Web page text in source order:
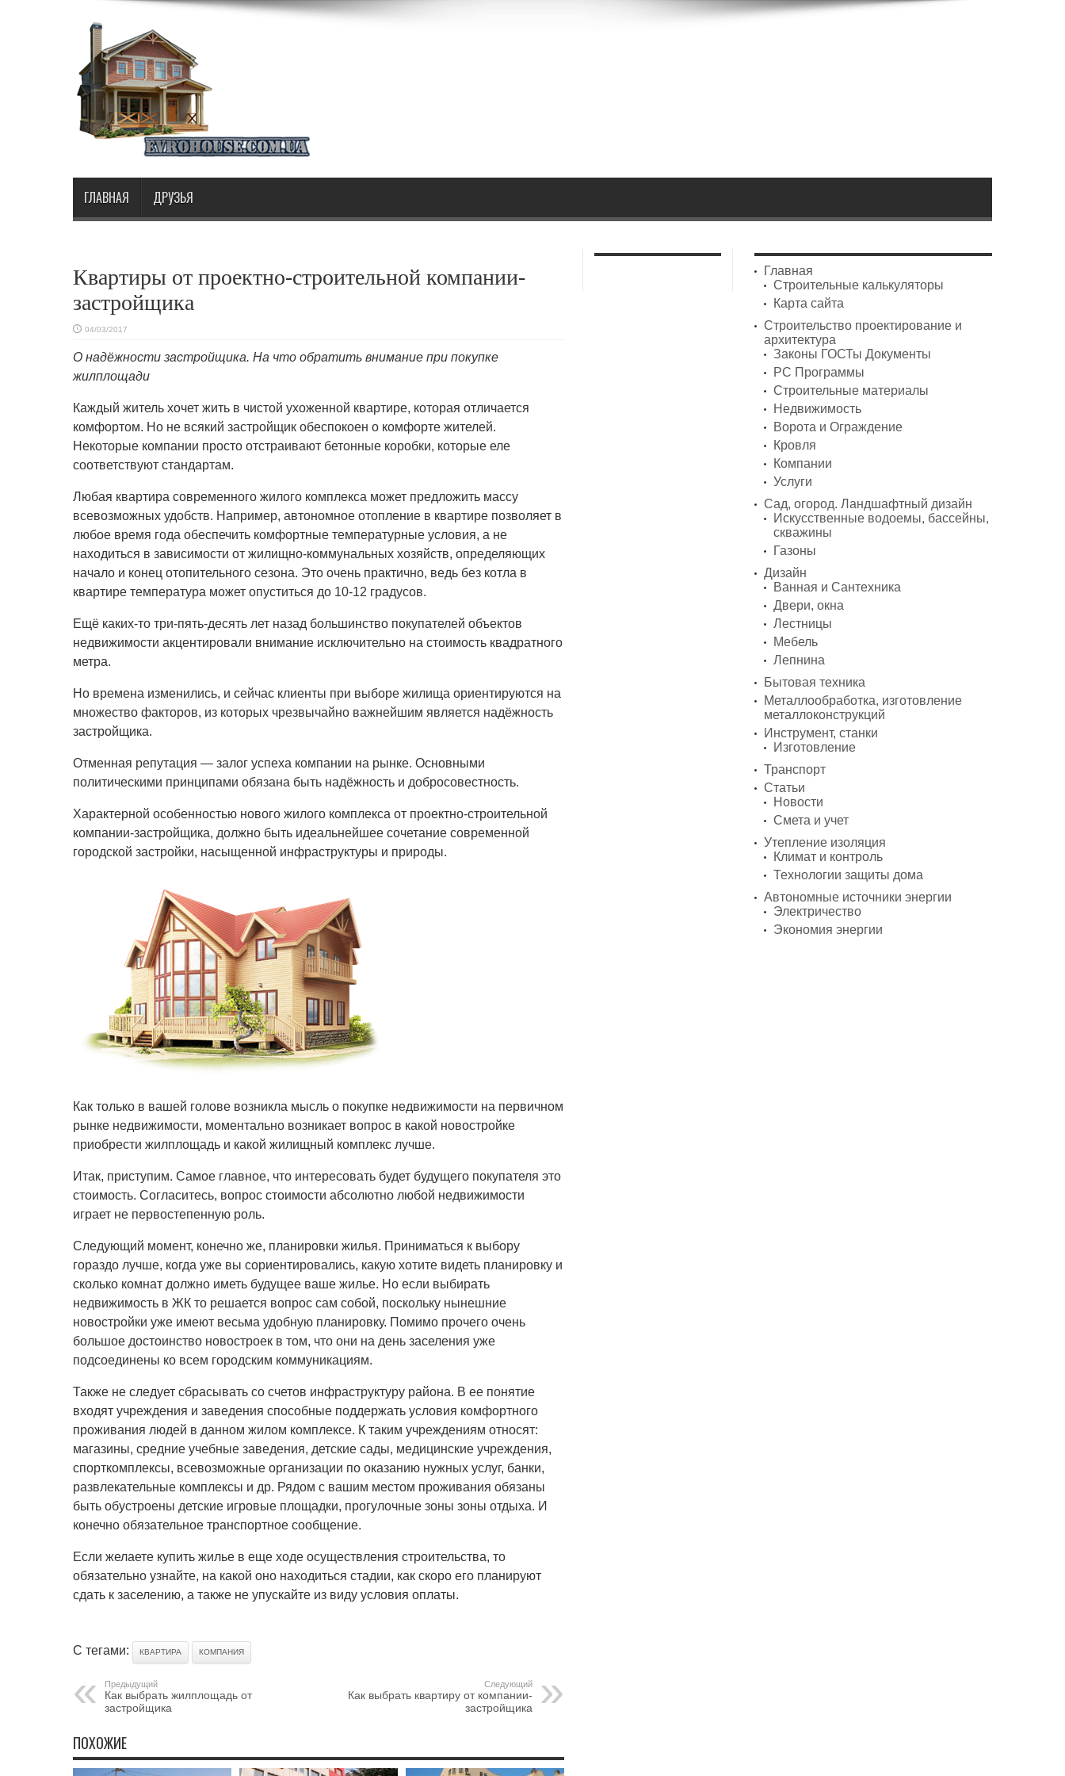
ГЛАВНАЯ ДРУЗЬЯ
Квартиры от проектно-строительной компании-
застройщика
04/03/2017
О надёжности застройщика. На что обратить внимание при покупке
жилплощади
Каждый житель хочет жить в чистой ухоженной квартире, которая отличается
комфортом. Но не всякий застройщик обеспокоен о комфорте жителей.
Некоторые компании просто отстраивают бетонные коробки, которые еле
соответствуют стандартам.
Любая квартира современного жилого комплекса может предложить массу
всевозможных удобств. Например, автономное отопление в квартире позволяет в
любое время года обеспечить комфортные температурные условия, а не
находиться в зависимости от жилищно-коммунальных хозяйств, определяющих
начало и конец отопительного сезона. Это очень практично, ведь без котла в
квартире температура может опуститься до 10-12 градусов.
Ещё каких-то три-пять-десять лет назад большинство покупателей объектов
недвижимости акцентировали внимание исключительно на стоимость квадратного
метра.
Но времена изменились, и сейчас клиенты при выборе жилища ориентируются на
множество факторов, из которых чрезвычайно важнейшим является надёжность
застройщика.
Отменная репутация — залог успеха компании на рынке. Основными
политическими принципами обязана быть надёжность и добросовестность.
Характерной особенностью нового жилого комплекса от проектно-строительной
компании-застройщика, должно быть идеальнейшее сочетание современной
городской застройки, насыщенной инфраструктуры и природы.
Как только в вашей голове возникла мысль о покупке недвижимости на первичном
рынке недвижимости, моментально возникает вопрос в какой новостройке
приобрести жилплощадь и какой жилищный комплекс лучше.
Итак, приступим. Самое главное, что интересовать будет будущего покупателя это
стоимость. Согласитесь, вопрос стоимости абсолютно любой недвижимости
играет не первостепенную роль.
Следующий момент, конечно же, планировки жилья. Приниматься к выбору
гораздо лучше, когда уже вы сориентировались, какую хотите видеть планировку и
сколько комнат должно иметь будущее ваше жилье. Но если выбирать
недвижимость в ЖК то решается вопрос сам собой, поскольку нынешние
новостройки уже имеют весьма удобную планировку. Помимо прочего очень
большое достоинство новостроек в том, что они на день заселения уже
подсоединены ко всем городским коммуникациям.
Также не следует сбрасывать со счетов инфраструктуру района. В ее понятие
входят учреждения и заведения способные поддержать условия комфортного
проживания людей в данном жилом комплексе. К таким учреждениям относят:
магазины, средние учебные заведения, детские сады, медицинские учреждения,
спорткомплексы, всевозможные организации по оказанию нужных услуг, банки,
развлекательные комплексы и др. Рядом с вашим местом проживания обязаны
быть обустроены детские игровые площадки, прогулочные зоны зоны отдыха. И
конечно обязательное транспортное сообщение.
Если желаете купить жилье в еще ходе осуществления строительства, то
обязательно узнайте, на какой оно находиться стадии, как скоро его планируют
сдать к заселению, а также не упускайте из виду условия оплаты.
С тегами: КВАРТИРА КОМПАНИЯ
Предыдущий
Как выбрать жилплощадь от
застройщика
Следующий
Как выбрать квартиру от компании-
застройщика
ПОХОЖИЕ
Главная
Строительные калькуляторы
Карта сайта
Строительство проектирование и
архитектура
Законы ГОСТы Документы
PC Программы
Строительные материалы
Недвижимость
Ворота и Ограждение
Кровля
Компании
Услуги
Сад, огород. Ландшафтный дизайн
Искусственные водоемы, бассейны,
скважины
Газоны
Дизайн
Ванная и Сантехника
Двери, окна
Лестницы
Мебель
Лепнина
Бытовая техника
Металлообработка, изготовление
металлоконструкций
Инструмент, станки
Изготовление
Транспорт
Статьи
Новости
Смета и учет
Утепление изоляция
Климат и контроль
Технологии защиты дома
Автономные источники энергии
Электричество
Экономия энергии